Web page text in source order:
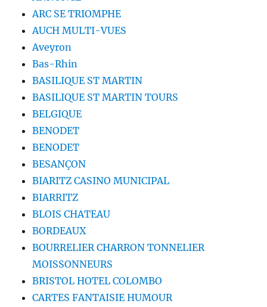
ARC SE TRIOMPHE
AUCH MULTI-VUES
Aveyron
Bas-Rhin
BASILIQUE ST MARTIN
BASILIQUE ST MARTIN TOURS
BELGIQUE
BENODET
BENODET
BESANÇON
BIARITZ CASINO MUNICIPAL
BIARRITZ
BLOIS CHATEAU
BORDEAUX
BOURRELIER CHARRON TONNELIER
MOISSONNEURS
BRISTOL HOTEL COLOMBO
CARTES FANTAISIE HUMOUR